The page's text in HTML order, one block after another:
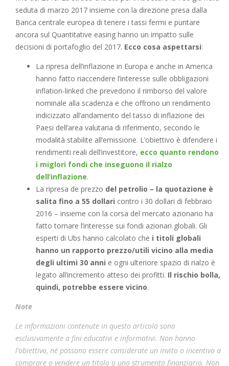
seduta di marzo 2017 insieme con la direzione presa dalla
Banca centrale europea di tenere i tassi fermi e puntare
ancora sul Quantitative easing hanno un impatto sulle
decisioni di portafoglio del 2017. Ecco cosa aspettarsi:
La ripresa dell’inflazione in Europa e anche in America
hanno fatto riaccendere l’interesse sulle obbligazioni
inflation-linked che prevedono il rimborso del valore
nominale alla scadenza e che offrono un rendimento
indicizzato all’andamento del tasso di inflazione dei
Paesi dell’area valutaria di riferimento, secondo le
modalità stabilite all’emissione. L’obiettivo è difendere i
rendimenti reali dell’investitore, ecco quanto rendono
i miglori fondi che inseguono il rialzo
dell’inflazione.
La ripresa de prezzo del petrolio – la quotazione è
salita fino a 55 dollari contro i 30 dollari di febbraio
2016 – insieme con la corsa del mercato azionario ha
fatto tornare l’interesse sui fondi azionari globali. Gli
esperti di Ubs hanno calcolato che i titoli globali
hanno un rapporto prezzo/utili vicino alla media
degli ultimi 30 anni e ogni ulteriore spazio di rialzo è
legato all’incremento atteso dei profitti. Il rischio bolla,
quindi, potrebbe essere vicino.
Note
Le informazioni contenute in questo articolo sono
esclusivamente a fini educativi e informativi. Non hanno
l’obiettivo, né possono essere considerate un invito o incentivo a
comprare o vendere un titolo o uno strumento finanziario. Non